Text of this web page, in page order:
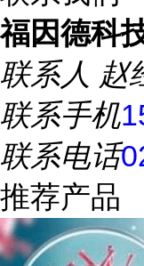
福因德科
联系人 赵
联系手机
联系电话
推荐产品